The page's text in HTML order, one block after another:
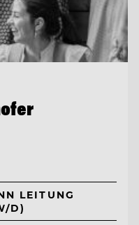
LEITUNG
D)